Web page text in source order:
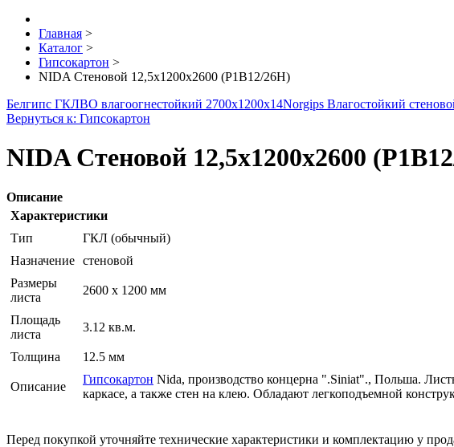
Главная >
Каталог >
Гипсокартон >
NIDA Стеновой 12,5х1200х2600 (P1B12/26H)
Белгипс ГКЛВО влагоогнестойкий 2700х1200х14Norgips Влагостойкий
Вернуться к: Гипсокартон
NIDA Стеновой 12,5х1200х2600
Описание
Характеристики
Тип
ГКЛ (обычный)
Назначение стеновой
Размеры
листа
2600 x 1200 мм
Площадь
листа
3.12 кв.м.
Толщина 12.5 мм
Описание
Гипсокартон Nida, производство концерна ".Siniat"., Польша.
каркасе, а также стен на клею. Обладают легкоподъемной
Перед покупкой уточняйте технические характеристики и комплектацию у